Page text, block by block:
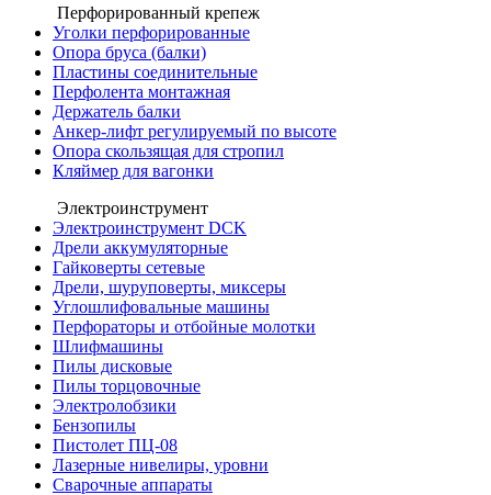
Перфорированный крепеж
Уголки перфорированные
Опора бруса (балки)
Пластины соединительные
Перфолента монтажная
Держатель балки
Анкер-лифт регулируемый по высоте
Опора скользящая для стропил
Кляймер для вагонки
Электроинструмент
Электроинструмент DCK
Дрели аккумуляторные
Гайковерты сетевые
Дрели, шуруповерты, миксеры
Углошлифовальные машины
Перфораторы и отбойные молотки
Шлифмашины
Пилы дисковые
Пилы торцовочные
Электролобзики
Бензопилы
Пистолет ПЦ-08
Лазерные нивелиры, уровни
Сварочные аппараты